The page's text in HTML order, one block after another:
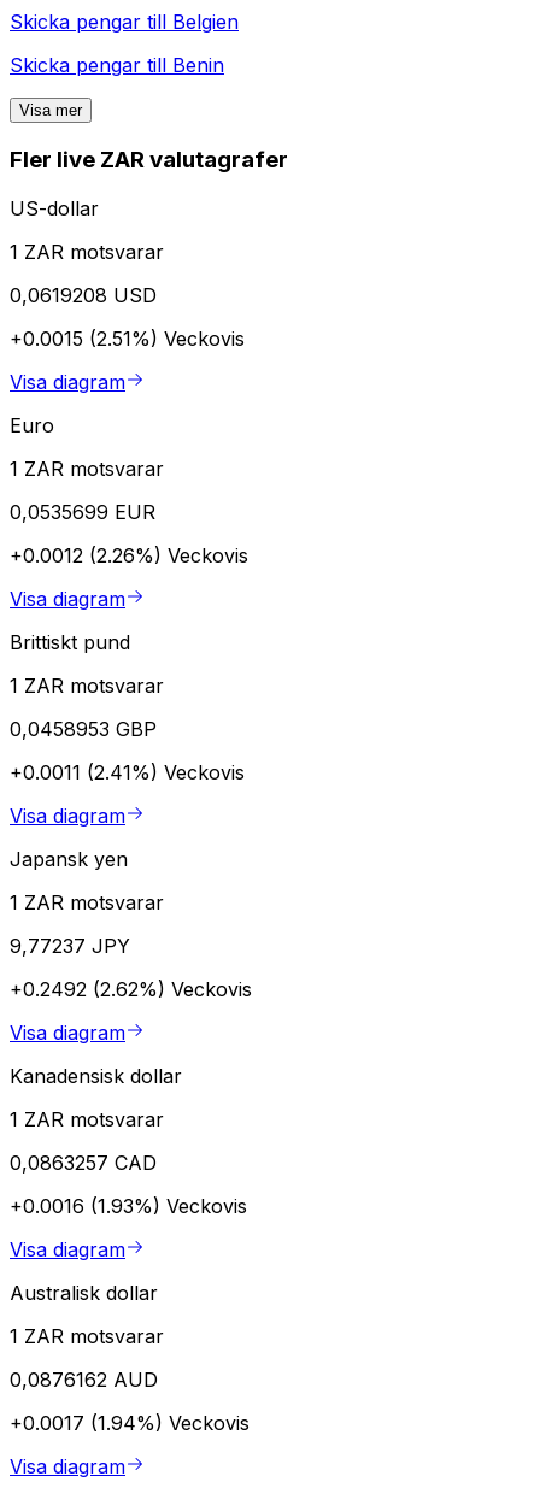
Skicka pengar till Belgien
Skicka pengar till Benin
Visa mer
Fler live ZAR valutagrafer
US-dollar
1 ZAR motsvarar
0,0619208 USD
+0.0015 (2.51%) Veckovis
Visa diagram
Euro
1 ZAR motsvarar
0,0535699 EUR
+0.0012 (2.26%) Veckovis
Visa diagram
Brittiskt pund
1 ZAR motsvarar
0,0458953 GBP
+0.0011 (2.41%) Veckovis
Visa diagram
Japansk yen
1 ZAR motsvarar
9,77237 JPY
+0.2492 (2.62%) Veckovis
Visa diagram
Kanadensisk dollar
1 ZAR motsvarar
0,0863257 CAD
+0.0016 (1.93%) Veckovis
Visa diagram
Australisk dollar
1 ZAR motsvarar
0,0876162 AUD
+0.0017 (1.94%) Veckovis
Visa diagram